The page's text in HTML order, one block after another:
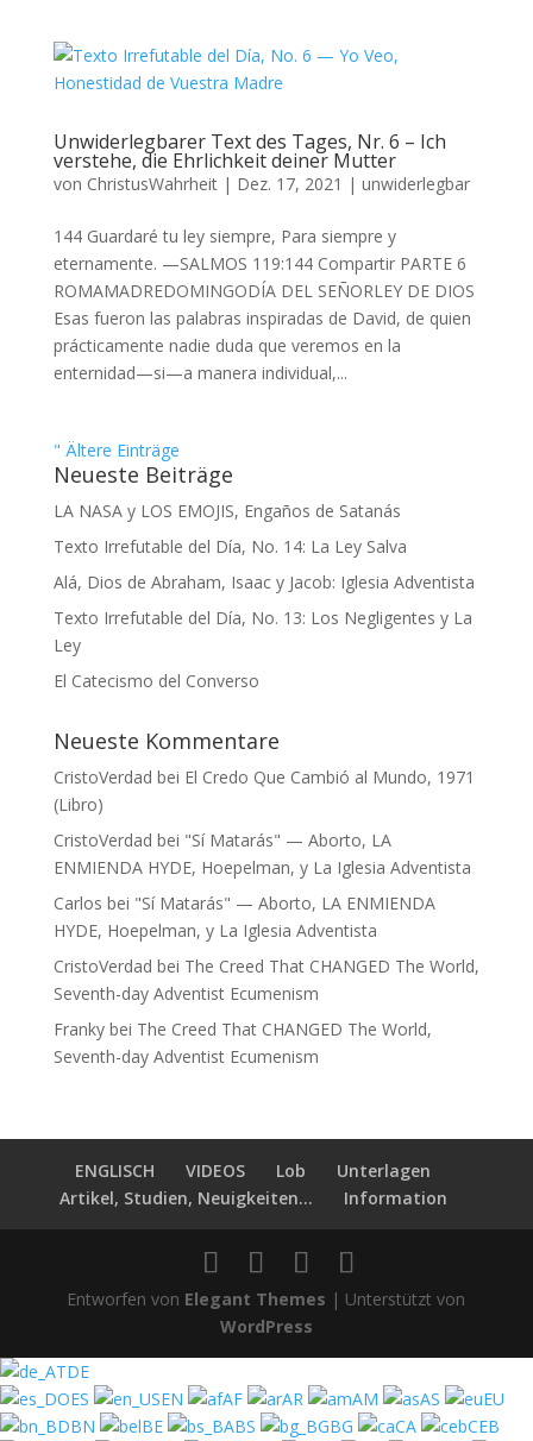
Unwiderlegbarer Text des Tages, Nr. 6 – Ich
verstehe, die Ehrlichkeit deiner Mutter
von ChristusWahrheit| Dez. 17, 2021 | unwiderlegbar
144 Guardaré tu ley siempre, Para siempre y
eternamente. —SALMOS 119:144 Compartir PARTE 6
ROMAMADREDOMINGODÍA DEL SEÑORLEY DE DIOS
Esas fueron las palabras inspiradas de David, de quien
prácticamente nadie duda que veremos en la
enternidad—si—a manera individual,...
" Ältere Einträge
Neueste Beiträge
LA NASA y LOS EMOJIS, Engaños de Satanás
Texto Irrefutable del Día, No. 14: La Ley Salva
Alá, Dios de Abraham, Isaac y Jacob: Iglesia Adventista
Texto Irrefutable del Día, No. 13: Los Negligentes y La
Ley
El Catecismo del Converso
Neueste Kommentare
CristoVerdad bei El Credo Que Cambió al Mundo, 1971
(Libro)
CristoVerdad bei "Sí Matarás" — Aborto, LA
ENMIENDA HYDE, Hoepelman, y La Iglesia Adventista
Carlos bei "Sí Matarás" — Aborto, LA ENMIENDA
HYDE, Hoepelman, y La Iglesia Adventista
CristoVerdad bei The Creed That CHANGED The World,
Seventh-day Adventist Ecumenism
Frankybei The Creed That CHANGED The World,
Seventh-day Adventist Ecumenism
ENGLISCH VIDEOS Lob
Unterlagen
Artikel, Studien, Neuigkeiten...
Information
Entworfen von Elegant Themes | Unterstützt von
WordPress
DE
ES
EN AF AR AM AS
EU
BN
BE BS BG CA CEB